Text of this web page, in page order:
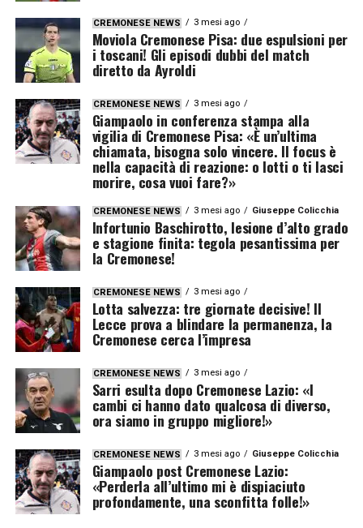
CREMONESE NEWS 3 mesi ago
Moviola Cremonese Pisa: due espulsioni per
i toscani! Gli episodi dubbi del match
diretto da Ayroldi
CREMONESE NEWS 3 mesi ago
Giampaolo in conferenza stampa alla
vigilia di Cremonese Pisa: «È un’ultima
chiamata, bisogna solo vincere. Il focus è
nella capacità di reazione: o lotti o ti lasci
morire, cosa vuoi fare?»
CREMONESE NEWS 3 mesi ago Giuseppe Colicchia
Infortunio Baschirotto, lesione d’alto grado
e stagione finita: tegola pesantissima per
la Cremonese!
CREMONESE NEWS 3 mesi ago
Lotta salvezza: tre giornate decisive! Il
Lecce prova a blindare la permanenza, la
Cremonese cerca l’impresa
CREMONESE NEWS 3 mesi ago
Sarri esulta dopo Cremonese Lazio: «I
cambi ci hanno dato qualcosa di diverso,
ora siamo in gruppo migliore!»
CREMONESE NEWS 3 mesi ago Giuseppe Colicchia
Giampaolo post Cremonese Lazio:
«Perderla all’ultimo mi è dispiaciuto
profondamente, una sconfitta folle!»